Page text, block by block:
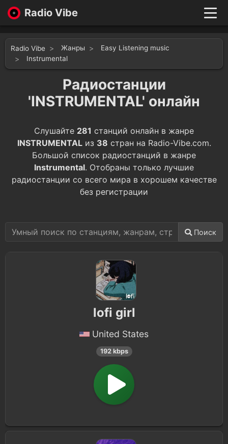
Radio Vibe
New
Genres
Likes
Favorites
Radio Vibe Жанры
Easy Listening music
Instrumental
Радиостанции
'INSTRUMENTAL' онлайн
Слушайте 281 станций онлайн в жанре
INSTRUMENTALиз 38 стран на Radio-Vibe.com.
Большой список радиостанций в жанре
Instrumental. Отобраны только лучшие
радиостанции со всего мира в хорошем качестве
без регистрации
Поиск
lofi girl
United States
192 kbps